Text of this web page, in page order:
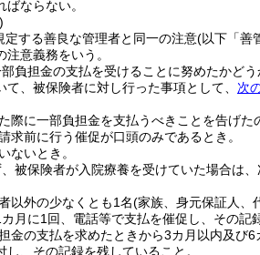
ならない。
定する善良な管理者と同一の注意(以下「善
意義務をいう。
負担金の支払を受けることに努めたかど
て、被保険者に対し行った事項として、 次
際に一部負担金を支払うべきことを告げた
求前に行う催促が口頭のみであるとき。
ないとき。
被保険者が入院療養を受けていた場合は
以外の少なくとも1名(家族、身元保証人、
月に1回、電話等で支払を催促し、その記
金の支払を求めたときから3カ月以内及び
、その記録を残していること。